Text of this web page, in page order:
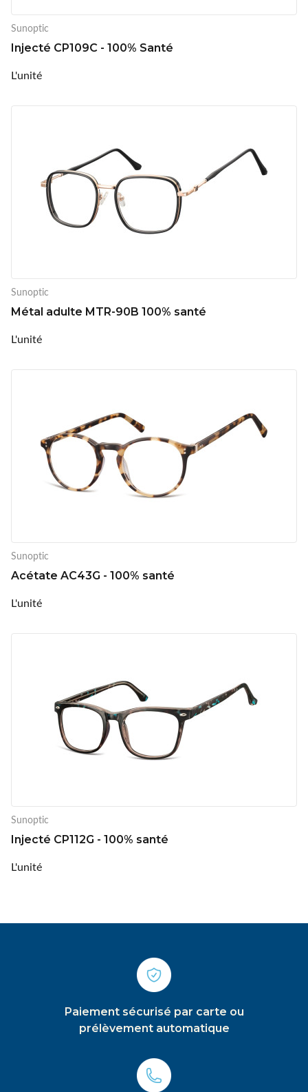
Sunoptic
Injecté CP109C - 100% Santé
L'unité
Sunoptic
Métal adulte MTR-90B 100% santé
L'unité
Sunoptic
Acétate AC43G - 100% santé
L'unité
Sunoptic
Injecté CP112G - 100% santé
L'unité
Paiement sécurisé par carte ou
prélèvement automatique